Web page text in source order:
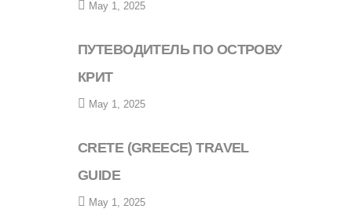
May 1, 2025
ПУТЕВОДИТЕЛЬ ПО ОСТРОВУ
КРИТ
May 1, 2025
CRETE (GREECE) TRAVEL
GUIDE
May 1, 2025